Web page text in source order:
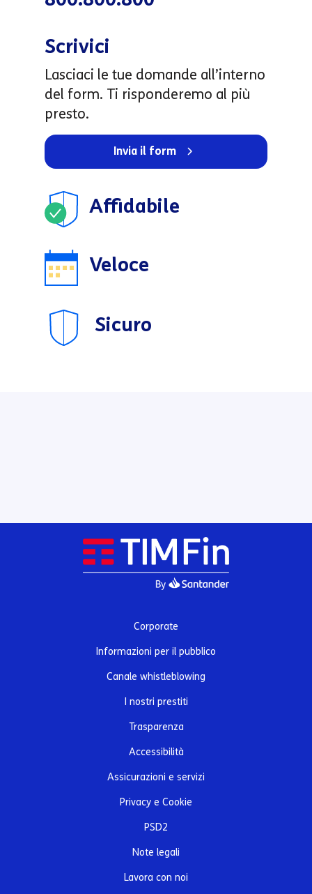
Scrivici
Lasciaci le tue domande all’interno
del form. Ti risponderemo al più
presto.
Invia il form
Affidabile
Veloce
Sicuro
Corporate
Informazioni per il pubblico
Canale whistleblowing
I nostri prestiti
Trasparenza
Accessibilità
Assicurazioni e servizi
Privacy e Cookie
PSD2
Note legali
Lavora con noi